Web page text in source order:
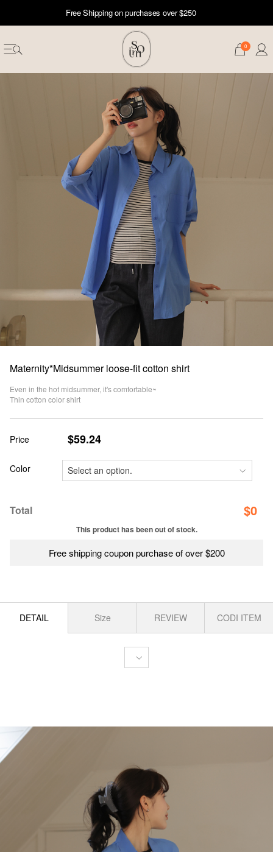
Free Shipping on purchases over $250
0
Maternity*Midsummer loose-fit cotton shirt
Even in the hot midsummer, it's comfortable~
Thin cotton color shirt
Price $59.24
Color
Total $0
This product has been out of stock.
Free shipping coupon purchase of over $200
DETAIL Size REVIEW CODI ITEM